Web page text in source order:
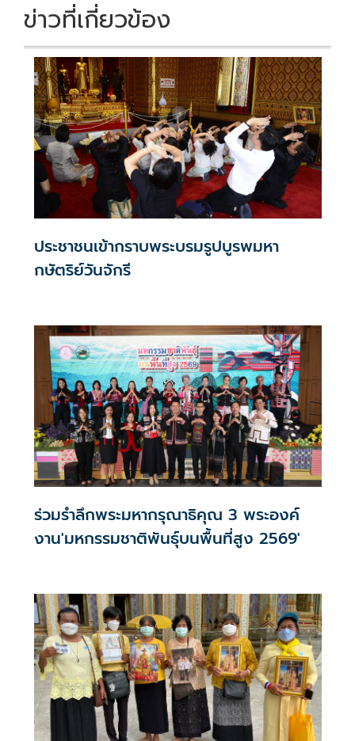
ข่าวที่เกี่ยวข้อง
ประชาชนเข้ากราบพระบรมรูปบูรพมหา
กษัตริย์วันจักรี
ร่วมรำลึกพระมหากรุณาธิคุณ 3 พระองค์
งาน'มหกรรมชาติพันธุ์บนพื้นที่สูง 2569'